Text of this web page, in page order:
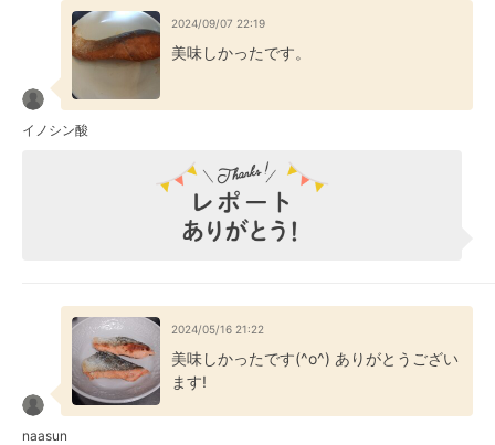
2024/09/07 22:19
美味しかったです。
イノシン酸
2024/05/16 21:22
美味しかったです(^o^) ありがとうござい
ます!
naasun